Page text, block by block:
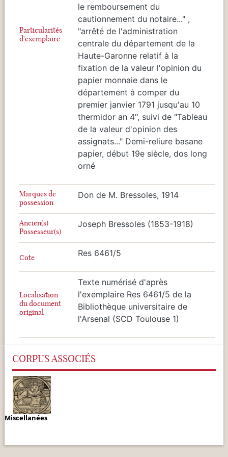
Particularités
d'exemplaire
le remboursement du
cautionnement du notaire..." ,
"arrêté de l'administration
centrale du département de la
Haute-Garonne relatif à la
fixation de la valeur l'opinion du
papier monnaie dans le
département à comper du
premier janvier 1791 jusqu'au 10
thermidor an 4", suivi de "Tableau
de la valeur d'opinion des
assignats..." Demi-reliure basane
papier, début 19e siècle, dos long
orné
Marques de
possession
Don de M. Bressoles, 1914
Ancien(s)
Possesseur(s)
Joseph Bressoles (1853-1918)
Cote Res 6461/5
Localisation
du document
original
Texte numérisé d'après
l'exemplaire Res 6461/5 de la
Bibliothèque universitaire de
l'Arsenal (SCD Toulouse 1)
CORPUS ASSOCIÉS
Miscellanées